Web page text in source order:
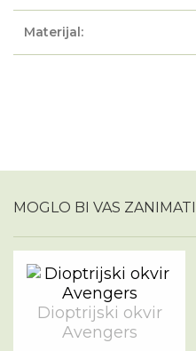
Materijal:
MOGLO BI VAS ZANIMATI
Dioptrijski okvir
Avengers